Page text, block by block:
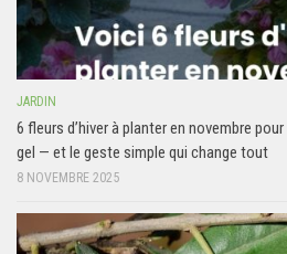
JARDIN
6 fleurs d’hiver à planter en novembre
gel — et le geste simple qui change tout
8 NOVEMBRE 2025